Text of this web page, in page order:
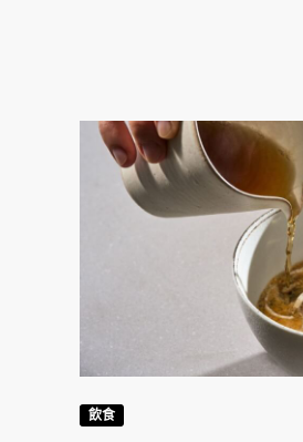
飲食